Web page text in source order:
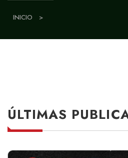
INICIO >
ÚLTIMAS